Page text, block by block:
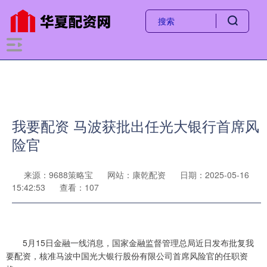
我要配资 马波获批出任光大银行首席风
险官
来源：9688策略宝 网站：康乾配资
日期：2025-05-16
15:42:53
查看：107
5月15日金融一线消息，国家金融监督管理总局近日发布批复我
要配资，核准马波中国光大银行股份有限公司首席风险官的任职资